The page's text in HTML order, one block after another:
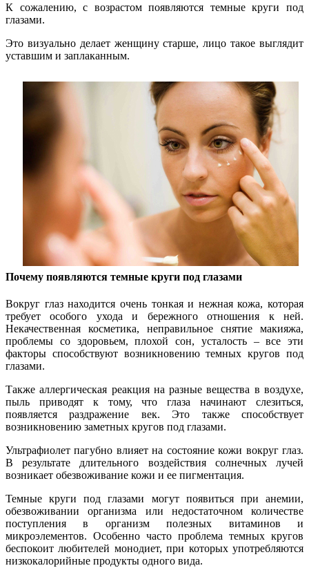
К сожалению, с возрастом появляются темные круги под
глазами.
Это визуально делает женщину старше, лицо такое выглядит
уставшим и заплаканным.
Почему появляются темные круги под глазами
Вокруг глаз находится очень тонкая и нежная кожа, которая
требует особого ухода и бережного отношения к ней.
Некачественная косметика, неправильное снятие макияжа,
проблемы со здоровьем, плохой сон, усталость – все эти
факторы способствуют возникновению темных кругов под
глазами.
Также аллергическая реакция на разные вещества в воздухе,
пыль приводят к тому, что глаза начинают слезиться,
появляется раздражение век. Это также способствует
возникновению заметных кругов под глазами.
Ультрафиолет пагубно влияет на состояние кожи вокруг глаз.
В результате длительного воздействия солнечных лучей
возникает обезвоживание кожи и ее пигментация.
Темные круги под глазами могут появиться при анемии,
обезвоживании организма или недостаточном количестве
поступления в организм полезных витаминов и
микроэлементов. Особенно часто проблема темных кругов
беспокоит любителей монодиет, при которых употребляются
низкокалорийные продукты одного вида.